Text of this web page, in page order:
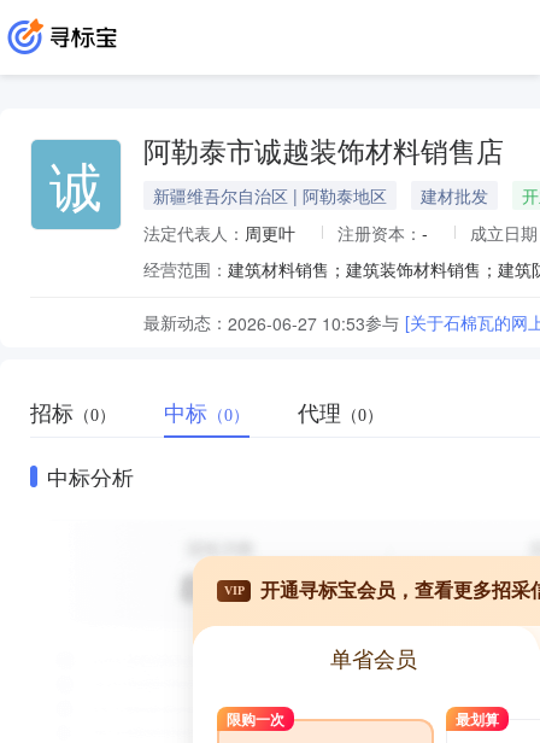
诚 阿勒泰市诚越装饰材料销售店
新疆维吾尔自治区 | 阿勒泰地区 建材批发
法定代表人： 周更叶 注册资本： -
成立日
经营范围：
最新动态： 2026-06-27 10:53参与 [关于石棉瓦的网
招标 （0） 中标 （0） 代理 （0）
中标分析
VIP 开通寻标宝会员，查看更多招采
单省会员
限购一次 最划算